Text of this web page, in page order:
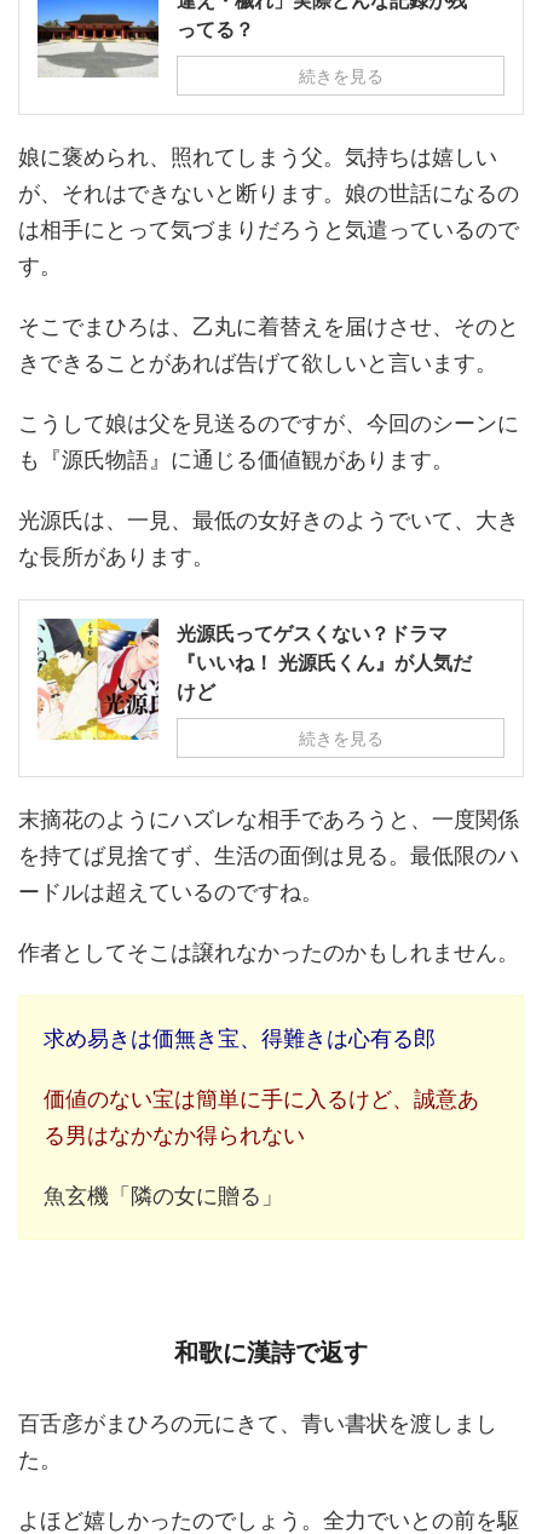
ってる？
続きを見る
娘に褒められ、照れてしまう父。気持ちは嬉しい
が、それはできないと断ります。娘の世話になるの
は相手にとって気づまりだろうと気遣っているので
す。
そこでまひろは、乙丸に着替えを届けさせ、そのと
きできることがあれば告げて欲しいと言います。
こうして娘は父を見送るのですが、今回のシーンに
も『源氏物語』に通じる価値観があります。
光源氏は、一見、最低の女好きのようでいて、大き
な長所があります。
光源氏ってゲスくない？ドラマ
『いいね！ 光源氏くん』が人気だ
けど
続きを見る
末摘花のようにハズレな相手であろうと、一度関係
を持てば見捨てず、生活の面倒は見る。最低限のハ
ードルは超えているのですね。
作者としてそこは譲れなかったのかもしれません。
求め易きは価無き宝、得難きは心有る郎
価値のない宝は簡単に手に入るけど、誠意あ
る男はなかなか得られない
魚玄機「隣の女に贈る」
和歌に漢詩で返す
百舌彦がまひろの元にきて、青い書状を渡しまし
た。
よほど嬉しかったのでしょう。全力でいとの前を駆